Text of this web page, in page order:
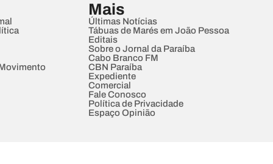
Mais
Últimas Notícias
Tábuas de Marés em João Pessoa
Editais
Sobre o Jornal da Paraíba
Cabo Branco FM
CBN Paraíba
Expediente
Comercial
Fale Conosco
Política de Privacidade
Espaço Opinião